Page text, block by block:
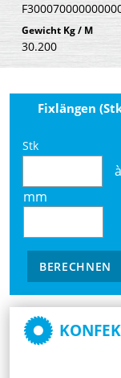
Gewicht Kg / M
30.200
Fixlängen
Stk
à
mm
BERECHNEN